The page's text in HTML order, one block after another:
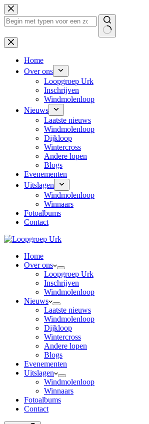
Ga
naar
de
Geen
resultaten
Home
Over ons
Loopgroep Urk
Inschrijven
Windmolenloop
Nieuws
Laatste nieuws
Windmolenloop
Dijkloop
Wintercross
Andere lopen
Blogs
Evenementen
Uitslagen
Windmolenloop
Winnaars
Fotoalbums
Contact
Home
Over ons
Loopgroep Urk
Inschrijven
Windmolenloop
Nieuws
Laatste nieuws
Windmolenloop
Dijkloop
Wintercross
Andere lopen
Blogs
Evenementen
Uitslagen
Windmolenloop
Winnaars
Fotoalbums
Contact